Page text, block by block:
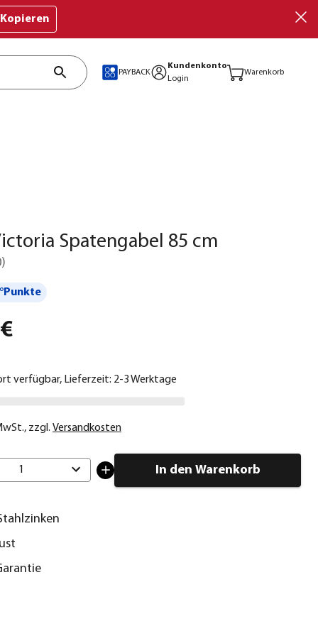
Kopieren
PAYBACK
Kundenkonto
Login
Warenkorb
Spatengabel 85 cm
)
verfügbar, Lieferzeit: 2-3 Werktage
, zzgl. Versandkosten
1 In den Warenkorb